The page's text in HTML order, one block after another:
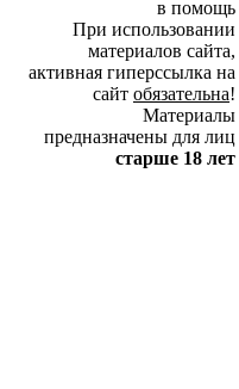
в помощь
При использовании
материалов сайта,
активная гиперссылка на
сайт обязательна!
Материалы
предназначены для лиц
старше 18 лет